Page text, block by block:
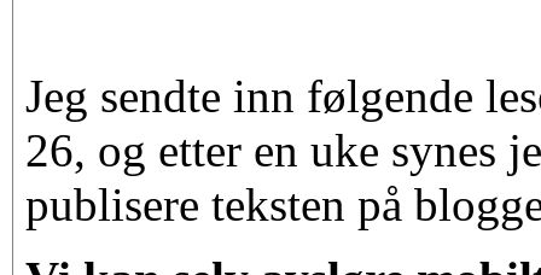
Jeg sendte inn følgende
26, og etter en uke synes
publisere teksten på